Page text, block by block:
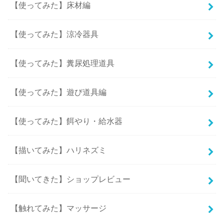
【使ってみた】床材編
【使ってみた】涼冷器具
【使ってみた】糞尿処理道具
【使ってみた】遊び道具編
【使ってみた】餌やり・給水器
【描いてみた】ハリネズミ
【聞いてきた】ショップレビュー
【触れてみた】マッサージ